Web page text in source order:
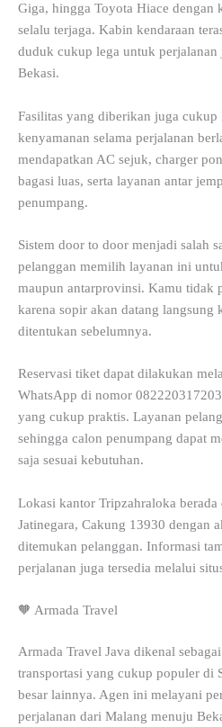
Giga, hingga Toyota Hiace dengan
selalu terjaga. Kabin kendaraan
duduk cukup lega untuk
Bekasi.
Fasilitas yang diberikan juga
kenyamanan selama perjalanan
mendapatkan AC sejuk, charger
bagasi luas, serta layanan antar
penumpang.
Sistem door to door menjadi salah
pelanggan memilih layanan ini
maupun antarprovinsi. Kamu tidak
karena sopir akan datang langsung
ditentukan sebelumnya.
Reservasi tiket dapat dilakukan
WhatsApp di nomor 082220317203
yang cukup praktis. Layanan
sehingga calon penumpang dapat
saja sesuai kebutuhan.
Lokasi kantor Tripzahraloka berada
Jatinegara, Cakung 13930 dengan
ditemukan pelanggan. Informasi
perjalanan juga tersedia melalui
🧡 Armada Travel
Armada Travel Java dikenal
transportasi yang cukup populer di
besar lainnya. Agen ini melayani
perjalanan dari Malang menuju